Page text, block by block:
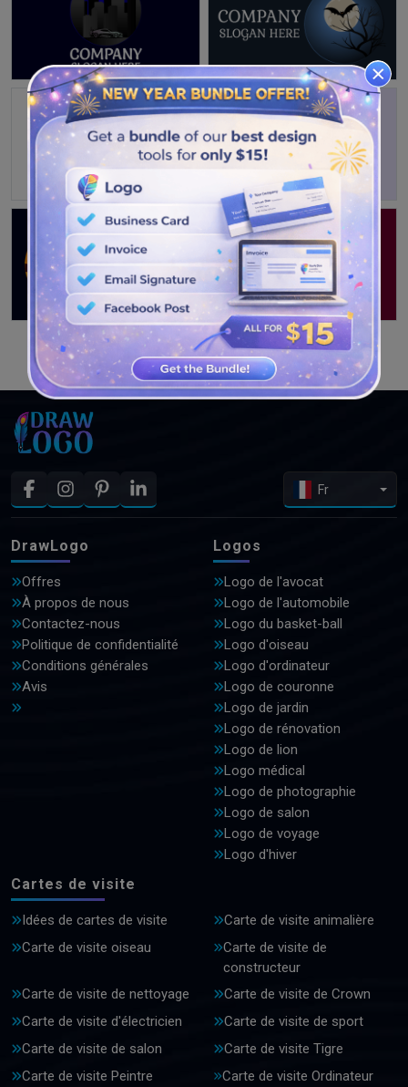
VOIR PLUS DE CONCEPTIONS
Fr
DrawLogo
Offres
À propos de nous
Contactez-nous
Politique de confidentialité
Conditions générales
Avis
Logos
Logo de l'avocat
Logo de l'automobile
Logo du basket-ball
Logo d'oiseau
Logo d'ordinateur
Logo de couronne
Logo de jardin
Logo de rénovation
Logo de lion
Logo médical
Logo de photographie
Logo de salon
Logo de voyage
Logo d'hiver
Cartes de visite
Idées de cartes de visite
Carte de visite animalière
Carte de visite oiseau
Carte de visite de
constructeur
Carte de visite de nettoyage
Carte de visite de Crown
Carte de visite d'électricien
Carte de visite de sport
Carte de visite de salon
Carte de visite Tigre
Carte de visite Peintre
Carte de visite Ordinateur